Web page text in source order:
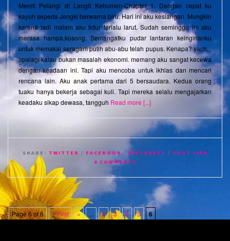
Meniti Pelangi di Langit Kebumen-Chapter 1. Dengan cepat ku
kayuh sepeda Jengki berwarna biru. Hari ini aku kesiangan. Mungkin
karena tadi malam aku tidur terlalu larut. Sudah seminggu ini aku
merasa hampa,kosong. Semangatku pudar lantaran keinginanku
untuk memakai seragam putih abu-abu telah pupus. Kenapa? yach,,,
apalagi kalau bukan masalah ekonomi. memang aku sangat kecewa
dengan keadaan ini. Tapi aku mencoba untuk ikhlas dan mencari
rencana lain. Aku anak pertama dari 5 bersaudara. Kedua orang
tuaku hanya bekerja sebagai kuli. Tapi mereka selalu mengajarkan
keadaku sikap dewasa, tangguh Read more [...]
Cerbung
SHARE: TWITTER / FACEBOOK/ PINTEREST / POST LINK
0 COMMENTS
Page 6 of 6 « First « ... 2 3 4 5 6